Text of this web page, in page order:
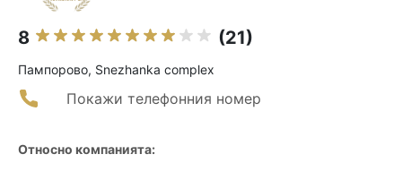
8 (21)
Пампорово, Snezhanka complex
Покажи телефонния номер
Относно компанията: